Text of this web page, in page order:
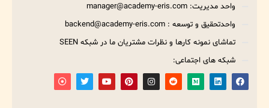
واحد مدیریت: manager@academy-eris.com
واحدتحقیق و توسعه : backend@academy-eris.com
تماشای نمونه کارها و نظرات مشتریان ما در شبکه SEEN
شبکه های اجتماعی: